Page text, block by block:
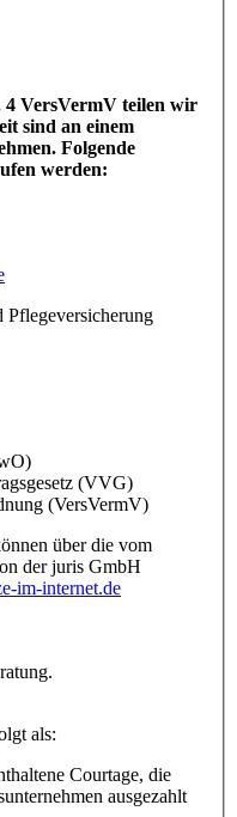
4 VersVermV teilen wir
sind an einem
Folgende
werden:
Pflegeversicherung
(VVG)
(VersVermV)
über die vom
der juris GmbH
im-internet.de
als:
Courtage, die
ausgezahlt